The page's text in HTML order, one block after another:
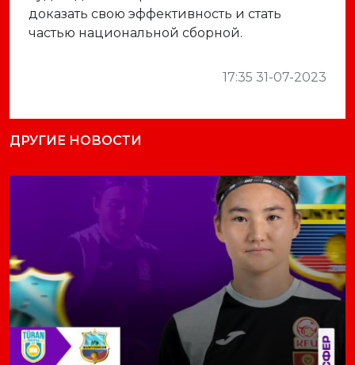
доказать свою эффективность и стать
частью национальной сборной.
17:35 31-07-2023
ДРУГИЕ НОВОСТИ